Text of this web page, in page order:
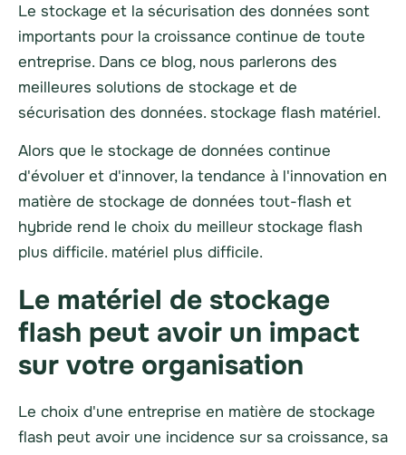
Le stockage et la sécurisation des données sont
importants pour la croissance continue de toute
entreprise. Dans ce blog, nous parlerons des
meilleures solutions de stockage et de
sécurisation des données. stockage flash matériel.
Alors que le stockage de données continue
d'évoluer et d'innover, la tendance à l'innovation en
matière de stockage de données tout-flash et
hybride rend le choix du meilleur stockage flash
plus difficile. matériel plus difficile.
Le matériel de stockage
flash peut avoir un impact
sur votre organisation
Le choix d'une entreprise en matière de stockage
flash peut avoir une incidence sur sa croissance, sa